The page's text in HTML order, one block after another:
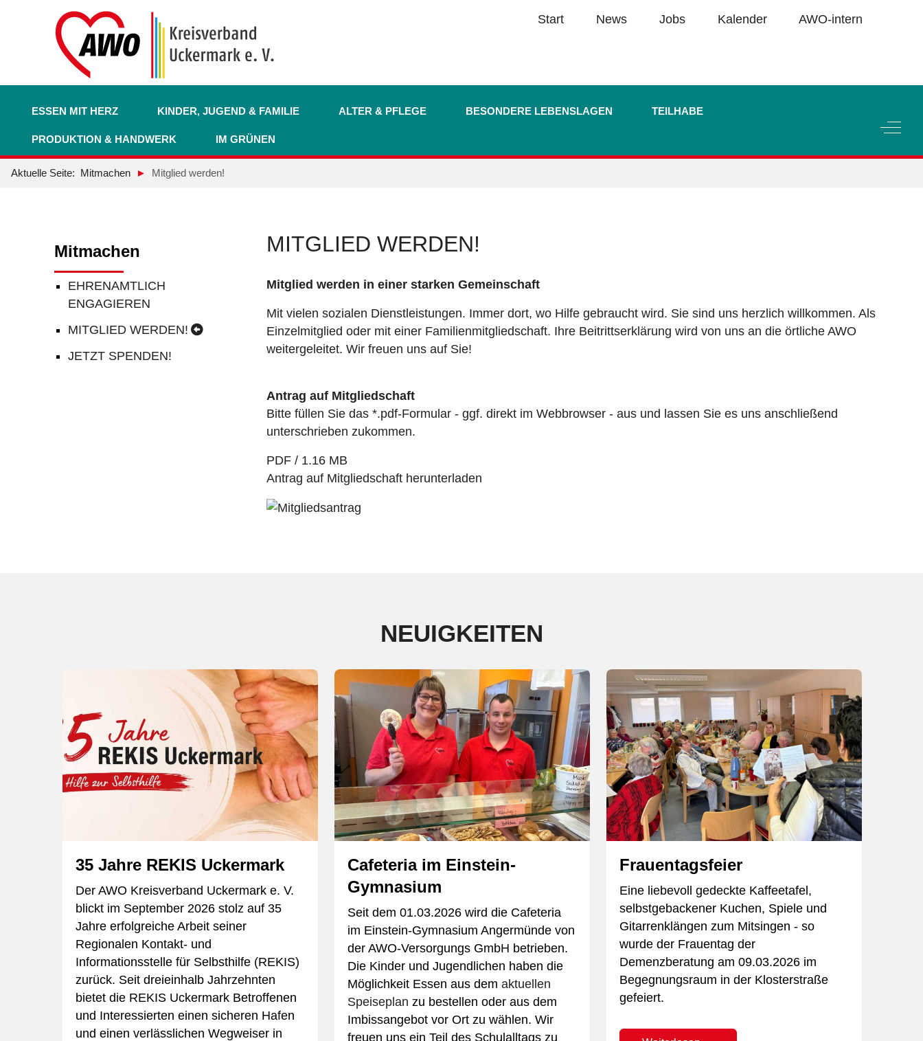
Start News Jobs Kalender AWO-intern
ESSEN MIT HERZ KINDER, JUGEND & FAMILIE ALTER & PFLEGE BESONDERE LEBENSLAGEN TEILHABE
PRODUKTION & HANDWERK IM GRÜNEN
Off-
Aktuelle Seite: Mitmachen Mitglied werden!
Mitmachen
EHRENAMTLICH
ENGAGIEREN
MITGLIED WERDEN!
JETZT SPENDEN!
MITGLIED WERDEN!
Mitglied werden in einer starken Gemeinschaft
Mit vielen sozialen Dienstleistungen. Immer dort, wo Hilfe gebraucht wird. Sie sind uns herzlich willkommen. Als
Einzelmitglied oder mit einer Familienmitgliedschaft. Ihre Beitrittserklärung wird von uns an die örtliche AWO
weitergeleitet. Wir freuen uns auf Sie!
Antrag auf Mitgliedschaft
Bitte füllen Sie das *.pdf-Formular - ggf. direkt im Webbrowser - aus und lassen Sie es uns anschließend
unterschrieben zukommen.
PDF / 1.16 MB
Antrag auf Mitgliedschaft herunterladen
NEUIGKEITEN
35 Jahre REKIS Uckermark
Der AWO Kreisverband Uckermark e. V.
blickt im September 2026 stolz auf 35
Jahre erfolgreiche Arbeit seiner
Regionalen Kontakt- und
Informationsstelle für Selbsthilfe (REKIS)
zurück. Seit dreieinhalb Jahrzehnten
bietet die REKIS Uckermark Betroffenen
und Interessierten einen sicheren Hafen
und einen verlässlichen Wegweiser in
Cafeteria im Einstein-
Gymnasium
Seit dem 01.03.2026 wird die Cafeteria
im Einstein-Gymnasium Angermünde von
der AWO-Versorgungs GmbH betrieben.
Die Kinder und Jugendlichen haben die
Möglichkeit Essen aus dem aktuellen
Speiseplan zu bestellen oder aus dem
Imbissangebot vor Ort zu wählen. Wir
freuen uns ein Teil des Schulalltags zu
Frauentagsfeier
Eine liebevoll gedeckte Kaffeetafel,
selbstgebackener Kuchen, Spiele und
Gitarrenklängen zum Mitsingen - so
wurde der Frauentag der
Demenzberatung am 09.03.2026 im
Begegnungsraum in der Klosterstraße
gefeiert.